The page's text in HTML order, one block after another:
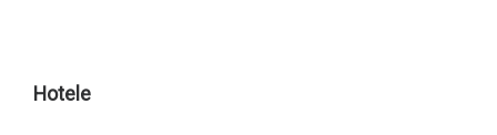
Hotele